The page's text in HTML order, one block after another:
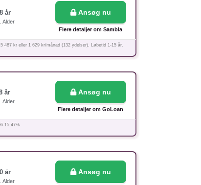
år
Alder
Ansøg nu
Flere detaljer om Sambla
487 kr eller 1 629 kr/månad (132 ydelser). Løbetid 1-15 år.
år
Alder
Ansøg nu
Flere detaljer om GoLoan
15,47%.
år
Alder
Ansøg nu